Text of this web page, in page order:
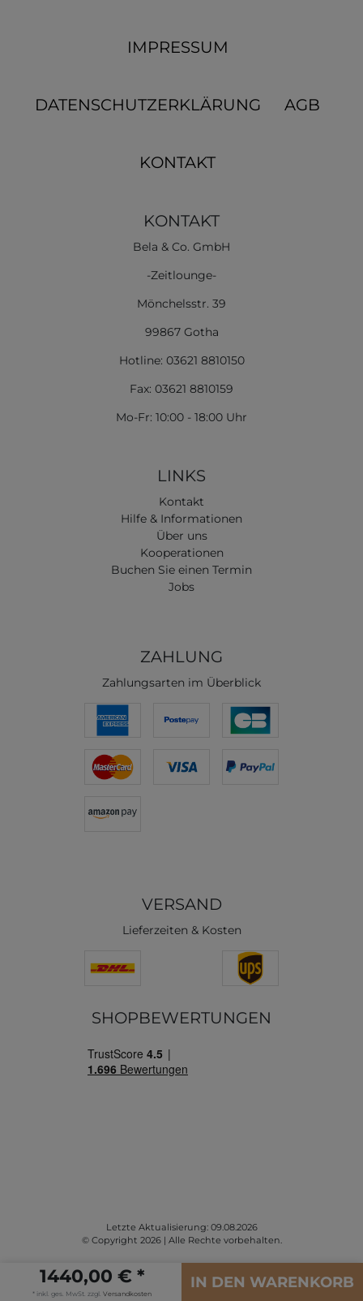
1440,00 € *
* inkl. ges. MwSt. zzgl. Versandkosten
IN DEN WARENKORB
IMPRESSUM
DATENSCHUTZERKLÄRUNG AGB
KONTAKT
KONTAKT
Bela & Co. GmbH
-Zeitlounge-
Mönchelsstr. 39
99867 Gotha
Hotline: 03621 8810150
Fax: 03621 8810159
Mo-Fr: 10:00 - 18:00 Uhr
LINKS
Kontakt
Hilfe & Informationen
Über uns
Kooperationen
Buchen Sie einen Termin
Jobs
ZAHLUNG
Zahlungsarten im Überblick
VERSAND
Lieferzeiten & Kosten
SHOPBEWERTUNGEN
Letzte Aktualisierung: 09.08.2026
© Copyright 2026 | Alle Rechte vorbehalten.